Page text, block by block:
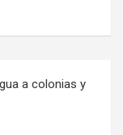
a colonias y